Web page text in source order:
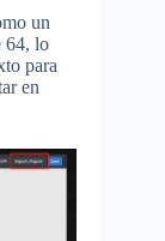
un
64, lo
para
en